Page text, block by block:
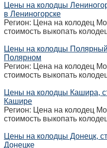
Цены на колодцы
в Лениногорске
Регион: Цена на колодец
стоимость выкопать
Цены на колодцы
Полярном
Регион: Цена на колодец
стоимость выкопать
Цены на колодцы Кашира,
Кашире
Регион: Цена на колодец
стоимость выкопать
Цены на колодцы Донецк,
Донецке